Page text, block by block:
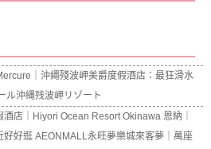
｜沖繩殘波岬美爵度假酒店：最狂滑水
ル沖縄残波岬リゾート
酒店｜Hiyori Ocean Resort Okinawa 恩納｜
好逛 AEONMALL永旺夢樂城來客夢｜萬座